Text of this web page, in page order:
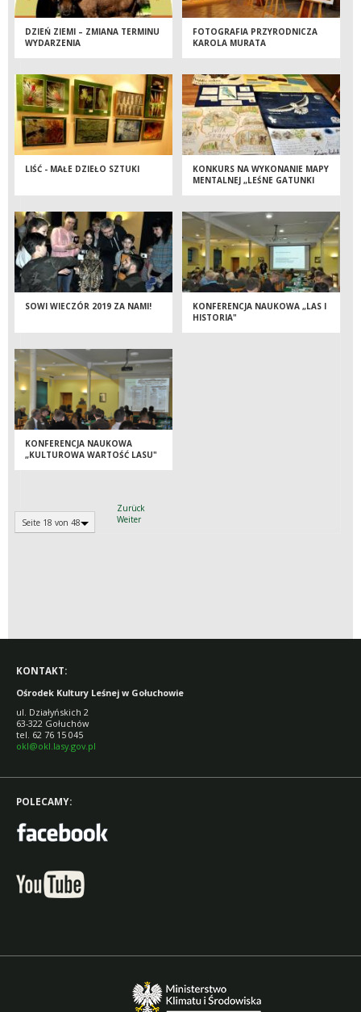
DZIEŃ ZIEMI – ZMIANA TERMINU
WYDARZENIA
FOTOGRAFIA PRZYRODNICZA
KAROLA MURATA
LIŚĆ - MAŁE DZIEŁO SZTUKI
KONKURS NA WYKONANIE MAPY
MENTALNEJ „LEŚNE GATUNKI
SOWI WIECZÓR 2019 ZA NAMI!
KONFERENCJA NAUKOWA „LAS I
HISTORIA"
KONFERENCJA NAUKOWA
„KULTUROWA WARTOŚĆ LASU"
Seite 18 von 48
Zurück
Weiter
KONTAKT:
Ośrodek Kultury Leśnej w Gołuchowie
ul. Działyńskich 2
63-322 Gołuchów
tel. 62 76 15 045
okl@okl.lasy.gov.pl
POLECAMY: